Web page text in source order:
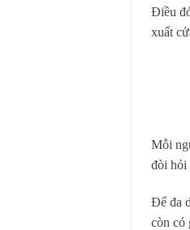
Điều
xuất
Mỗi
đòi hỏi
Để đa
còn có